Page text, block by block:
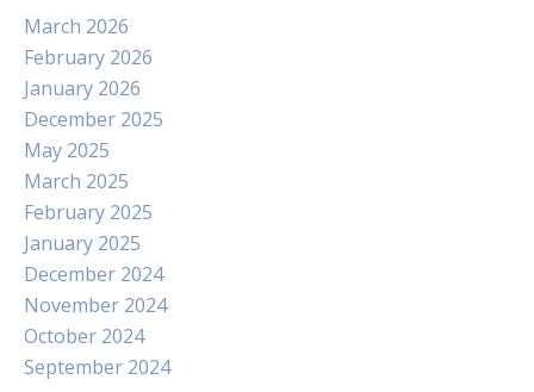
March 2026
February 2026
January 2026
December 2025
May 2025
March 2025
February 2025
January 2025
December 2024
November 2024
October 2024
September 2024